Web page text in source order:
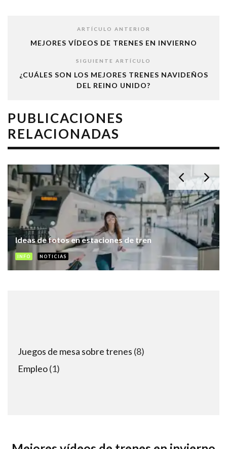
ARTÍCULO ANTERIOR
MEJORES VÍDEOS DE TRENES EN INVIERNO
SIGUIENTE ARTÍCULO
¿CUÁLES SON LOS MEJORES TRENES NAVIDEÑOS
DEL REINO UNIDO?
PUBLICACIONES
RELACIONADAS
Ideas de fotos en estaciones de tren
INFO NOTICIAS
Juegos de mesa sobre trenes 88
Empleo 11